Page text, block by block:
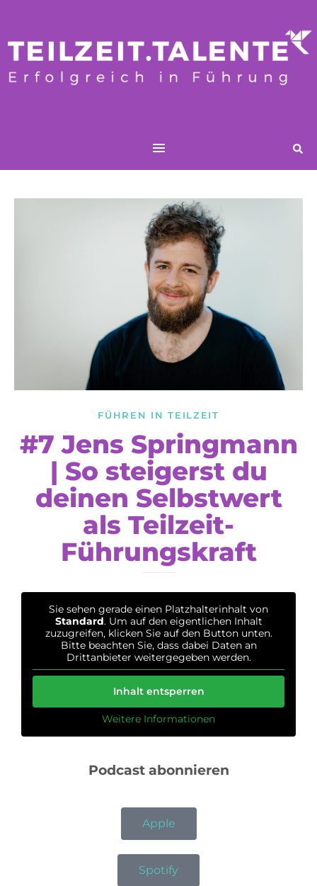
FÜHREN IN TEILZEIT
#7 Jens Springmann
| So steigerst du
deinen Selbstwert
als Teilzeit-
Führungskraft
Sie sehen gerade einen Platzhalterinhalt von
Standard. Um auf den eigentlichen Inhalt
zuzugreifen, klicken Sie auf den Button unten.
Bitte beachten Sie, dass dabei Daten an
Drittanbieter weitergegeben werden.
Inhalt entsperren
Weitere Informationen
Podcast abonnieren
Apple
Spotify